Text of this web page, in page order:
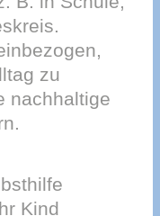
zu
nachhaltige
Kind